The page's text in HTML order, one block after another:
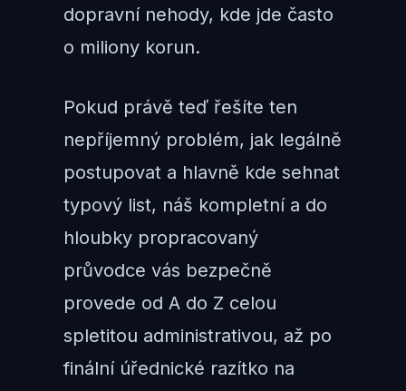
dopravní nehody, kde jde často
o miliony korun.
Pokud právě teď řešíte ten
nepříjemný problém, jak legálně
postupovat a hlavně kde sehnat
typový list, náš kompletní a do
hloubky propracovaný
průvodce vás bezpečně
provede od A do Z celou
spletitou administrativou, až po
finální úřednické razítko na